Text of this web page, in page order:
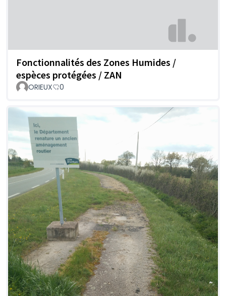
Fonctionnalités des Zones Humides /
espèces protégées / ZAN
ORIEUX 0